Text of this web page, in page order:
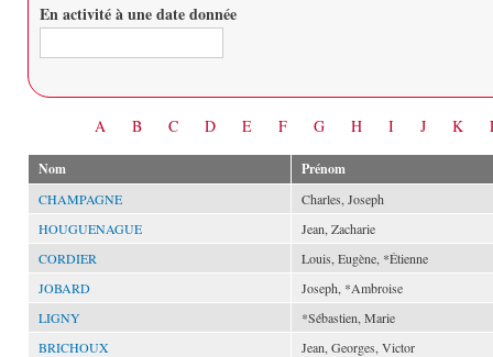
En activité à une date donnée
A B C D E F G H I J K
Nom Prénom
CHAMPAGNE
Charles, Joseph
HOUGUENAGUE
Jean, Zacharie
CORDIER
Louis, Eugène, *Étienne
JOBARD
Joseph, *Ambroise
LIGNY
*Sébastien, Marie
BRICHOUX
Jean, Georges, Victor